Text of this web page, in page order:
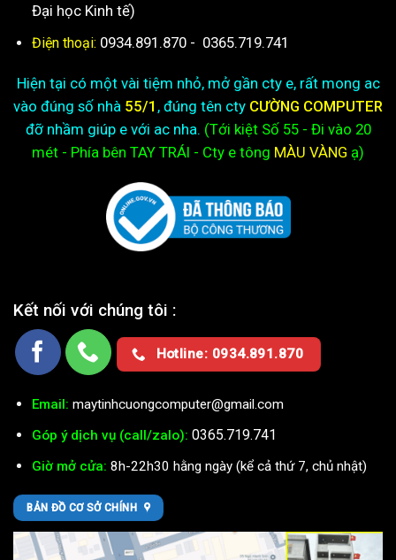
Đại học Kinh tế)
Điện thoại: 0934.891.870 - 0365.719.741
Hiện tại có một vài tiệm nhỏ, mở gần cty e, rất mong ac
vào đúng số nhà 55/1 , đúng tên cty CƯỜNG COMPUTER
đỡ nhầm giúp e với ac nha. (Tới kiệtSố 55 - Đi vào 20
mét - Phía bên TAY TRÁI - Cty e tông MÀU VÀNG ạ)
Kết nối với chúng tôi :
Hotline: 0934.891.870
Email: maytinhcuongcomputer@gmail.com
Góp ý dịch vụ (call/zalo): 0365.719.741
Giờ mở cửa: 8h-22h30 hằng ngày (kể cả thứ 7, chủ nhật)
BẢN ĐỒ CƠ SỞ CHÍNH